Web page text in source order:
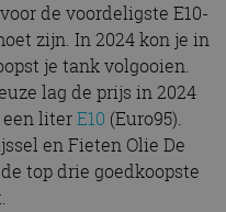
de voordeligste E10-
zijn. In 2024 kon je in
je tank volgooien.
lag de prijs in 2024
een literE10 (Euro95).
en Fieten Olie De
top drie goedkoopste